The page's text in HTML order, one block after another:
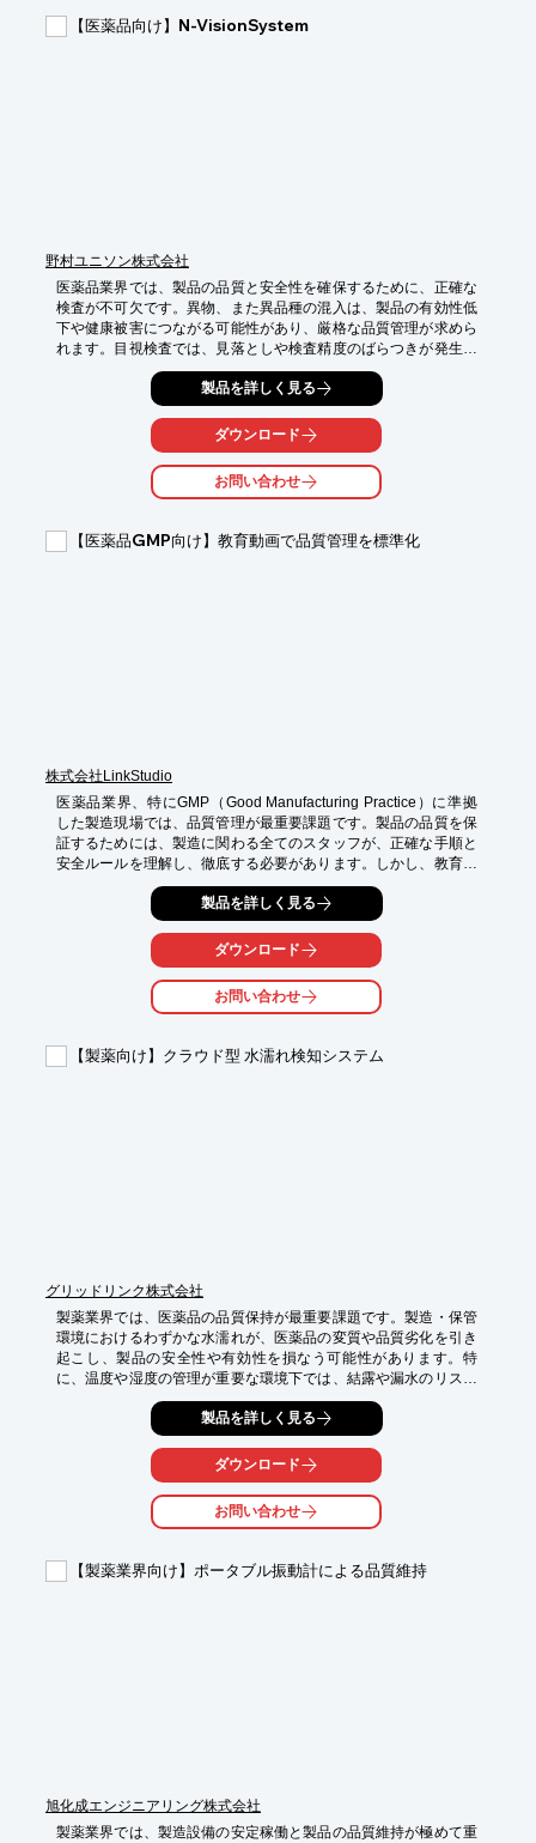
・錠剤の硬度測定
・生体材料の評価
【医薬品向け】N-VisionSystem
野村ユニソン株式会社
医薬品業界では、製品の品質と安全性を確保するために、正確な
検査が不可欠です。異物、また異品種の混入は、製品の有効性低
下や健康被害につながる可能性があり、厳格な品質管理が求めら
れます。目視検査では、見落としや検査精度のばらつきが発生し
やすく、課題となっています。N-VisionSystemは、画像処理技術
を用いて異物、異品種混入を高い精度で検出します。導入前には
画像サンプル評価を行い、安心して導入をご検討いただけます。
【活用シーン】
・原材料の受け入れ検査
・包装工程での異物混入検査
・異品種混入リスクの低減
製品を詳しく見る
ダウンロード
お問い合わせ
【医薬品GMP向け】教育動画で品質管理を標準化
株式会社LinkStudio
医薬品業界、特にGMP（Good Manufacturing Practice）に準拠
した製造現場では、品質管理が最重要課題です。製品の品質を保
証するためには、製造に関わる全てのスタッフが、正確な手順と
安全ルールを理解し、徹底する必要があります。しかし、教育内
容のバラつきや、多言語対応の必要性など、教育体制の構築には
多くの課題が存在します。LinkBrain 10は、GMPに準拠した教育
を動画で提供することで、これらの課題を解決します。
【活用シーン】
・製造手順の標準化
・安全ルールの徹底
【導入の効果】
製品を詳しく見る
ダウンロード
お問い合わせ
【製薬向け】クラウド型 水濡れ検知システム
グリッドリンク株式会社
製薬業界では、医薬品の品質保持が最重要課題です。製造・保管
環境におけるわずかな水濡れが、医薬品の変質や品質劣化を引き
起こし、製品の安全性や有効性を損なう可能性があります。特
に、温度や湿度の管理が重要な環境下では、結露や漏水のリスク
が高まります。本システムは、医薬品の品質を損なう可能性のあ
る水濡れを早期に検知し、迅速な対応を可能にします。
【活用シーン】
・医薬品製造工場
・医薬品保管倉庫
・原材料保管エリア
【導入の効果】
製品を詳しく見る
ダウンロード
お問い合わせ
【製薬業界向け】ポータブル振動計による品質維持
旭化成エンジニアリング株式会社
製薬業界では、製造設備の安定稼働と製品の品質維持が極めて重